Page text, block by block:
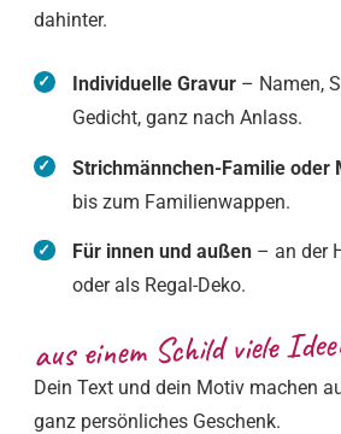
dahinter.
Individuelle Gravur– Namen,
Gedicht, ganz nach Anlass.
Strichmännchen-Familie oder
bis zum Familienwappen.
Für innen und außen– an der
oder als Regal-Deko.
aus einem Schild viele
Dein Text und dein Motiv machen
ganz persönliches Geschenk.